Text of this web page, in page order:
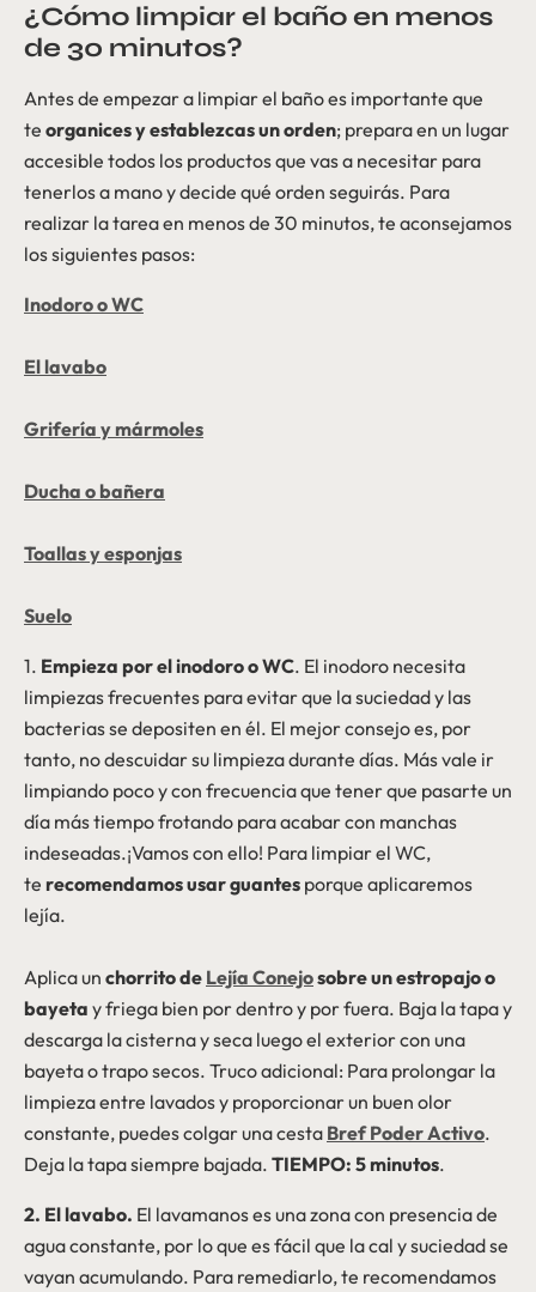
¿Cómo limpiar el baño en menos
de 30 minutos?
Antes de empezar a limpiar el baño es importante que
te organices y establezcas un orden; prepara en un lugar
accesible todos los productos que vas a necesitar para
tenerlos a mano y decide qué orden seguirás. Para
realizar la tarea en menos de 30 minutos, te aconsejamos
los siguientes pasos:
Inodoro o WC
El lavabo
Grifería y mármoles
Ducha o bañera
Toallas y esponjas
Suelo
1. Empieza por el inodoro o WC. El inodoro necesita
limpiezas frecuentes para evitar que la suciedad y las
bacterias se depositen en él. El mejor consejo es, por
tanto, no descuidar su limpieza durante días. Más vale ir
limpiando poco y con frecuencia que tener que pasarte un
día más tiempo frotando para acabar con manchas
indeseadas.¡Vamos con ello! Para limpiar el WC,
te recomendamos usar guantes porque aplicaremos
lejía.
Aplica un chorrito de Lejía Conejosobre un estropajo o
bayeta y friega bien por dentro y por fuera. Baja la tapa y
descarga la cisterna y seca luego el exterior con una
bayeta o trapo secos. Truco adicional: Para prolongar la
limpieza entre lavados y proporcionar un buen olor
constante, puedes colgar una cesta Bref Poder Activo.
Deja la tapa siempre bajada. TIEMPO: 5 minutos.
2. El lavabo. El lavamanos es una zona con presencia de
agua constante, por lo que es fácil que la cal y suciedad se
vayan acumulando. Para remediarlo, te recomendamos